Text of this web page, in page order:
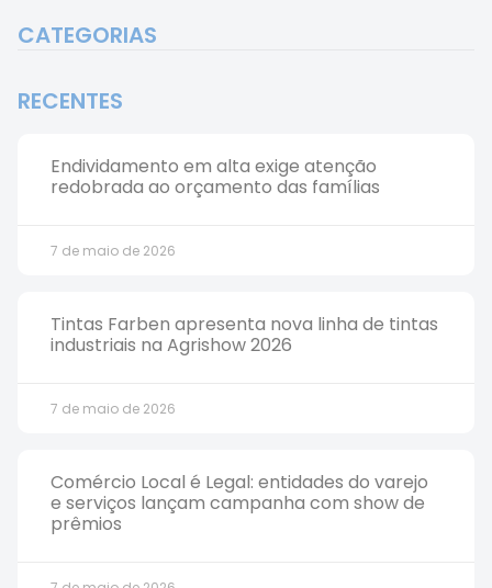
CATEGORIAS
RECENTES
Endividamento em alta exige atenção
redobrada ao orçamento das famílias
7 de maio de 2026
Tintas Farben apresenta nova linha de tintas
industriais na Agrishow 2026
7 de maio de 2026
Comércio Local é Legal: entidades do varejo
e serviços lançam campanha com show de
prêmios